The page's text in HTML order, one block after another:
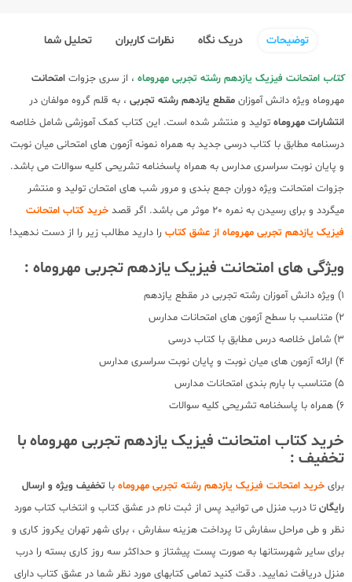
توضیحات دریک نگاه نظرات کاربران تحلیل شما
کتاب امتحانت فیزیک یازدهم رشته تجربی مهروماه ، از سری جزوات امتحانت
مهروماه ویژه دانش آموزان مقطع یازدهم رشته تجربی ، به قلم گروه مولفان در
انتشارات مهروماه تولید و منتشر شده است. این کتاب کمک آموزشی شامل خلاصه
درسنامه مطابق با کتاب درسی جدید به همراه نمونه آزمون های امتحانی میان نوبت
و پایان نوبت سراسری مدارس به همراه پاسخنامه تشریحی کلیه سوالات می باشد.
جزوات امتحانت ویژه دوران جمع بندی و مرور شب های امتحان تولید و منتشر
میگردد و برای رسیدن به نمره 20 موثر می باشد. اگر قصد
خرید کتاب امتحانت
فیزیک یازدهم تجربی مهروماه از عشق کتاب را دارید مطالب زیر را از دست ندهید!
ویژگی های امتحانت فیزیک یازدهم تجربی مهروماه :
1) ویژه دانش آموزان رشته تجربی در مقطع یازدهم
2) متناسب با سطح آزمون های امتحانات مدارس
3) شامل خلاصه درس مطابق با کتاب درسی
4) ارائه آزمون های میان نوبت و پایان نوبت سراسری مدارس
5) متناسب با بارم بندی امتحانات مدارس
6) همراه با پاسخنامه تشریحی کلیه سوالات
خرید کتاب امتحانت فیزیک یازدهم تجربی مهروماه با
تخفیف :
برای خرید امتحانت فیزیک یازدهم رشته تجربی مهروماه با تخفیف ویژه و ارسال
رایگان تا درب منزل می توانید پس از ثبت نام در عشق کتاب و انتخاب کتاب مورد
نظر و طی مراحل سفارش تا پرداخت هزینه سفارش ، برای شهر تهران یکروز کاری و
برای سایر شهرستانها به صورت پست پیشتاز و حداکثر سه روز کاری بسته را درب
منزل دریافت نمایید. دقت کنید تمامی کتابهای مورد نظر شما در عشق کتاب دارای